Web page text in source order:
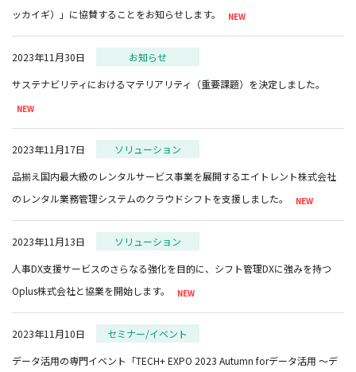
ッカイギ）」に協賛することをお知らせします。
2023年11月30日
お知らせ
サステナビリティにおけるマテリアリティ（重要課題）を決定しました。
2023年11月17日
ソリューション
品揃え国内最大級のレンタルサービス事業を展開するエイトレント株式会社
のレンタル業務管理システムのクラウドシフトを支援しました。
2023年11月13日
ソリューション
人事DX支援サービスのさらなる強化を目的に、シフト管理DXに強みを持つ
Oplus株式会社と協業を開始します。
2023年11月10日
セミナー/イベント
データ活用の専門イベント「TECH+ EXPO 2023 Autumn forデータ活用 ～デ